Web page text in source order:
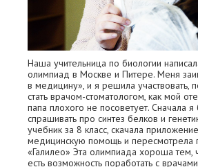
Наша учительница по биологии
олимпиад в Москве и Питере. Меня
в медицину», и я решила участвовать,
стать врачом-стоматологом, как мой
папа плохого не посоветует. Сначала я
спрашивать про синтез белков и
учебник за 8 класс, скачала
медицинскую помощь и пересмотрела
«Галилео» Эта олимпиада хороша тем,
есть возможность поработать с